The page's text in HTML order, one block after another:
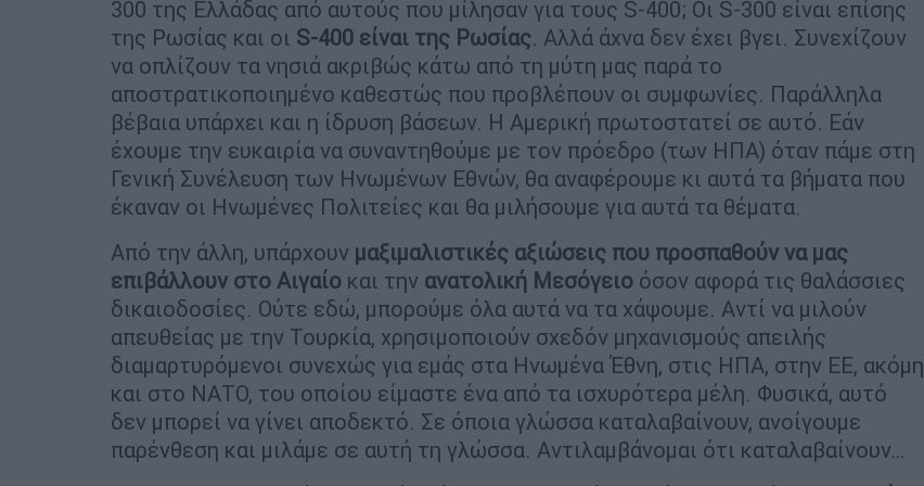
300 της Ελλάδας από αυτούς που μίλησαν για τους S-400; Οι S-300 είναι επίσης
της Ρωσίας και οι S-400 είναι της Ρωσίας. Αλλά άχνα δεν έχει βγει. Συνεχίζουν
να οπλίζουν τα νησιά ακριβώς κάτω από τη μύτη μας παρά το
αποστρατικοποιημένο καθεστώς που προβλέπουν οι συμφωνίες. Παράλληλα
βέβαια υπάρχει και η ίδρυση βάσεων. Η Αμερική πρωτοστατεί σε αυτό. Εάν
έχουμε την ευκαιρία να συναντηθούμε με τον πρόεδρο (των ΗΠΑ) όταν πάμε στη
Γενική Συνέλευση των Ηνωμένων Εθνών, θα αναφέρουμε κι αυτά τα βήματα που
έκαναν οι Ηνωμένες Πολιτείες και θα μιλήσουμε για αυτά τα θέματα.
Από την άλλη, υπάρχουν μαξιμαλιστικές αξιώσεις που προσπαθούν να μας
επιβάλλουν στο Αιγαίο και την ανατολική Μεσόγειο όσον αφορά τις θαλάσσιες
δικαιοδοσίες. Ούτε εδώ, μπορούμε όλα αυτά να τα χάψουμε. Αντί να μιλούν
απευθείας με την Τουρκία, χρησιμοποιούν σχεδόν μηχανισμούς απειλής
διαμαρτυρόμενοι συνεχώς για εμάς στα Ηνωμένα Έθνη, στις ΗΠΑ, στην ΕΕ, ακόμη
και στο ΝΑΤΟ, του οποίου είμαστε ένα από τα ισχυρότερα μέλη. Φυσικά, αυτό
δεν μπορεί να γίνει αποδεκτό. Σε όποια γλώσσα καταλαβαίνουν, ανοίγουμε
παρένθεση και μιλάμε σε αυτή τη γλώσσα. Αντιλαμβάνομαι ότι καταλαβαίνουν…